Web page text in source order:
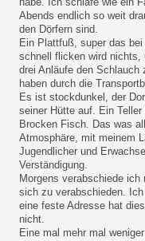
Abends endlich so weit
den Dörfern sind.
Ein Plattfuß, super das
schnell flicken wird nichts,
drei Anläufe den
haben durch die
Es ist stockdunkel, der
seiner Hütte auf. Ein
Brocken Fisch. Das was
Atmosphäre, mit meinem
Jugendlicher und
Verständigung.
Morgens verabschiede
sich zu verabschieden.
eine feste Adresse hat
nicht.
Eine mal mehr mal